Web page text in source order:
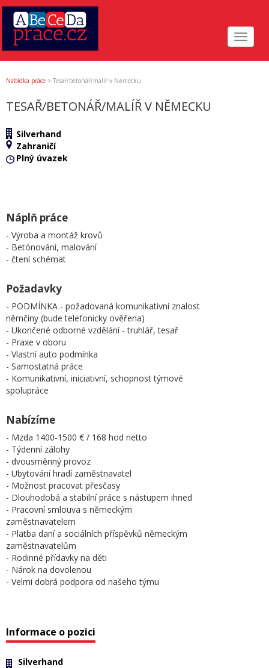
Toggle
Nabídka práce > Tesař/betonář/malíř v Německu
TESAŘ/BETONÁŘ/MALÍŘ V NĚMECKU
Silverhand
Zahraničí
Plný úvazek
Náplň práce
- Výroba a montáž krovů
- Betónování, malování
- čtení schémat
Požadavky
- PODMÍNKA - požadovaná komunikativní znalost
němčiny (bude telefonicky ověřena)
- Ukončené odborné vzdělání - truhlář, tesař
- Praxe v oboru
- Vlastní auto podmínka
- Samostatná práce
- Komunikativní, iniciativní, schopnost týmové
spolupráce
Nabízíme
- Mzda 1400-1500 € / 168 hod netto
- Týdenní zálohy
- dvousměnný provoz
- Ubytování hradí zaměstnavatel
- Možnost pracovat přesčasy
- Dlouhodobá a stabilní práce s nástupem ihned
- Pracovní smlouva s německým
zaměstnavatelem
- Platba daní a sociálních příspěvků německým
zaměstnavatelům
- Rodinné přídavky na děti
- Nárok na dovolenou
- Velmi dobrá podpora od našeho týmu
Informace o pozici
Silverhand